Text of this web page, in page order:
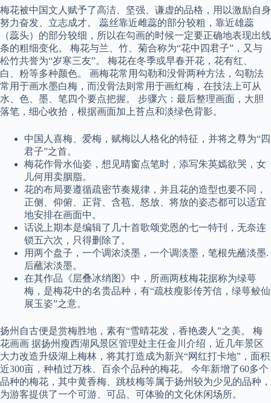
梅花被中国文人赋予了高洁、坚强、谦虚的品格，用以激励自身
努力奋发、立志成才。 蕊丝靠近雌蕊的部分较粗，靠近雄蕊
（蕊头）的部分较细，所以在勾画的时候一定要正确地表现出线
条的粗细变化。 梅花与兰、竹、菊合称为“花中四君子”，又与
松竹共誉为“岁寒三友”。 梅花在冬季或早春开花，花有红、
白、粉等多种颜色。 画梅花常用勾勒和没骨两种方法，勾勒法
常用于画水墨白梅，而没骨法则常用于画红梅，在技法上可从
水、色、墨、笔四个要点把握。 步骤六：最后整理画面，大胆
落笔，细心收拾，根据画面加上苔点和淡绿色背影。
中国人喜梅、爱梅，赋梅以人格化的特征，并将之尊为“四
君子”之首。
梅花作骨水仙姿，想见晴窗点笔时，添写朱英嫣欲哭，女
儿何用卖胭脂。
花的布局要遵循疏密节奏规律，并且花的造型也要不同，
正侧、仰俯、正背、含苞、怒放、将放的姿态都可以适宜
地安排在画面中。
话说上期本是编辑了几十首歌颂党恩的七一特刊，无奈连
锁五六次，只得删除了。
用两个盘子，一个调浓淡墨，一个调淡墨，笔根先蘸淡墨.
后蘸浓淡墨。
在其作品《层叠冰绡图》中，所画两枝梅花据称为绿萼
梅，是梅花中的名贵品种，有“疏枝瘦影传芳信，绿萼鲛仙
展玉姿”之意。
扬州自古便是赏梅胜地，素有“雪晴花发，香艳袭人”之美。 梅
花画画 据扬州瘦西湖风景区管理处主任金川介绍，近几年景区
大力改造升级湖上梅林，将其打造成为新兴“网红打卡地”，面积
近300亩，种植过万株、百余个品种的梅花。 今年新增了60多个
品种的梅花，其中黄香梅、跳枝梅等属于扬州较为少见的品种，
为游客提供了一个可游、可品、可体验的文化休闲场所。